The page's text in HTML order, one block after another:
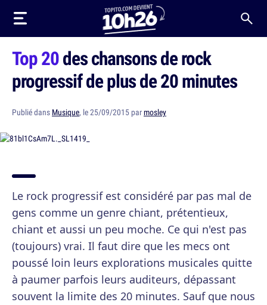
Top 20des chansons de rock
progressif de plus de 20 minutes
Publié dans Musique, le 25/09/2015 parmosley
Le rock progressif est considéré par pas mal de
gens comme un genre chiant, prétentieux,
chiant et aussi un peu moche. Ce qui n'est pas
(toujours) vrai. Il faut dire que les mecs ont
poussé loin leurs explorations musicales quitte
à paumer parfois leurs auditeurs, dépassant
souvent la limite des 20 minutes. Sauf que nous